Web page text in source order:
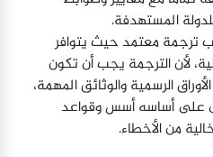
المستهدفة.
ترجمة معتمد حيث يتوافر
لأن الترجمة يجب أن تكون
الرسمية والوثائق المهمة،
على أساسه أسس وقواعد
من الأخطاء.